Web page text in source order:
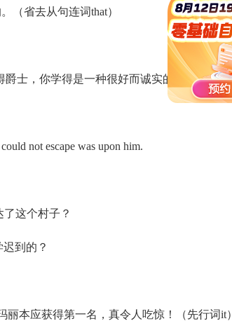
（省去从句连词that）
爵士，你学得是一种很好而诚实的一行啊！
not escape was upon him.
这个村子？
到的？
丽本应获得第一名，真令人吃惊！（先行词it）